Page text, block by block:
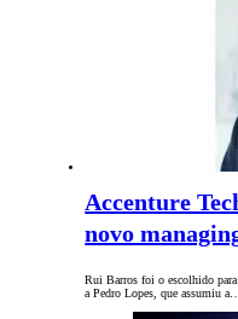
Accenture
novo
Rui Barros foi o escolhido
a Pedro Lopes, que assumiu